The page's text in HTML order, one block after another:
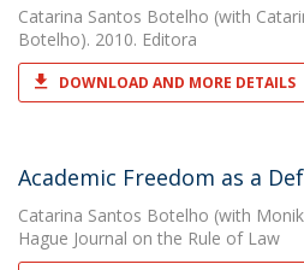
Catarina Santos Botelho (with
Botelho). 2010. Editora
DOWNLOAD AND MORE DETAILS
Academic Freedom as a
Catarina Santos Botelho (with
Hague Journal on the Rule of Law